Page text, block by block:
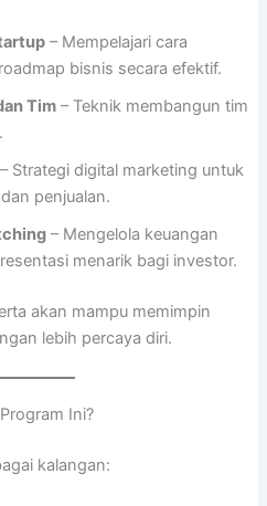
– Mempelajari cara
bisnis secara efektif.
Tim– Teknik membangun tim
Strategi digital marketing untuk
penjualan.
– Mengelola keuangan
menarik bagi investor.
akan mampu memimpin
lebih percaya diri.
Ini?
kalangan: